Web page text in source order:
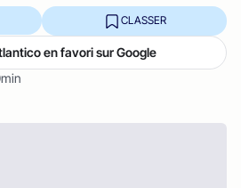
CLASSER
en favori sur Google